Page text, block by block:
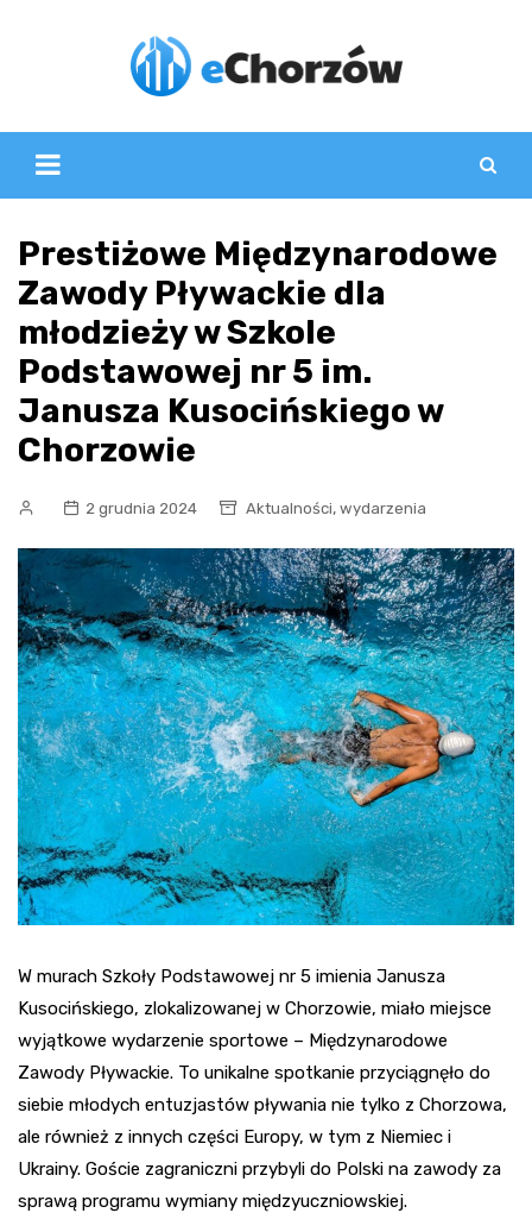
Prestiżowe Międzynarodowe
Zawody Pływackie dla
młodzieży w Szkole
Podstawowej nr 5 im.
Janusza Kusocińskiego w
Chorzowie
2 grudnia 2024 Aktualności, wydarzenia
W murach Szkoły Podstawowej nr 5 imienia Janusza
Kusocińskiego, zlokalizowanej w Chorzowie, miało miejsce
wyjątkowe wydarzenie sportowe – Międzynarodowe
Zawody Pływackie. To unikalne spotkanie przyciągnęło do
siebie młodych entuzjastów pływania nie tylko z Chorzowa,
ale również z innych części Europy, w tym z Niemiec i
Ukrainy. Goście zagraniczni przybyli do Polski na zawody za
sprawą programu wymiany międzyuczniowskiej.